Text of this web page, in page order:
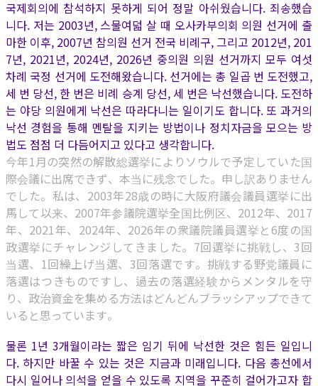
국제회의에 참석하지 못하게 되어 정말 아쉬웠습니다. 죄송했습
니다. 저는 2003년, 스물여덟 살 때 오사카부의회 의원 선거에 출
마한 이후, 2007년 참의원 선거 전국 비례구, 그리고 2012년, 201
7년, 2021년, 2024년, 2026년 중의원 의원 선거까지 모두 여섯
차례 국정 선거에 도전해왔습니다. 선거에는 총 일곱 번 도전했고,
세 번 당선, 한 번은 비례 승계 당선, 세 번은 낙선했습니다. 도전하
는 야당 의원에게 낙선은 따라다니는 일이기도 합니다. 또 과거의
낙선 경험을 통해 멘탈을 지키는 방법이나 정치자금을 모으는 방
법도 점점 더 다듬어지고 있다고 생각합니다.
今年1月の突然の解散総選挙によりソウルで予定していた国
際会議に出席できず、本当に残念でした。申し訳ありません
でした。私は、2003年28歳の時に大阪府議会議員選挙に出
馬して以来、2007年参議院選挙全国比例区、2012年、2017
年、2021年、2024年、2026年の衆議院議員選挙と6度の国
政選挙にチャレンジしてきました。7回選挙に挑戦し、3回
当選、1回繰上げ当選、3回落選です。挑戦する野党議員に
落選はつきものですし、過去の落選経験からメンタルを守
り、政治資金を集める方法はどんどんブラッシアップできて
いると思っています。
물론 1년 3개월이라는 짧은 임기 뒤에 낙선한 것은 힘든 일입니
다. 하지만 바꿀 수 있는 것은 지금과 미래입니다. 다음 총선에서
다시 일어나 의석을 얻을 수 있도록 지역을 꾸준히 걸어가고자 합